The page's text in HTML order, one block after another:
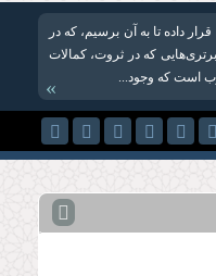
داده تا به آن برسیم، که در
که در ثروت، کمالات
است که وجود...
»